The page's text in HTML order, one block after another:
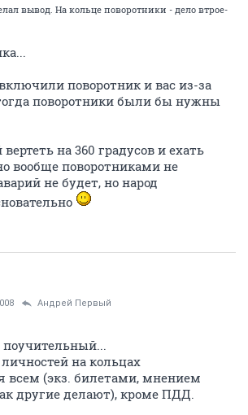
вывод. На кольце поворотники - дело втрое-
поворотник и вас из-за
поворотники были бы нужны
на 360 градусов и ехать
вообще поворотниками не
не будет, но народ
Андрей Первый
на кольцах
всем (экз. билетами, мнением
другие делают), кроме ПДД.